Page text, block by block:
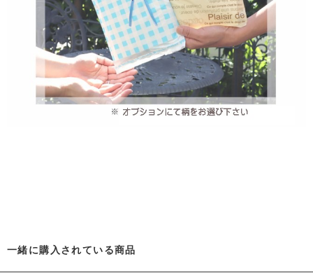
一緒に購入されている商品